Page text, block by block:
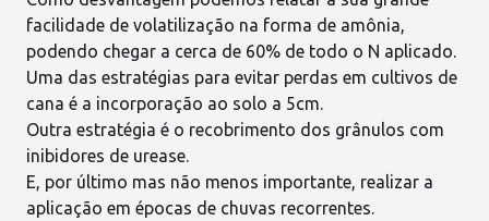
facilidade de volatilização na forma de amônia,
podendo chegar a cerca de 60% de todo o N aplicado.
Uma das estratégias para evitar perdas em cultivos de
cana é a incorporação ao solo a 5cm.
Outra estratégia é o recobrimento dos grânulos com
inibidores de urease.
E, por último mas não menos importante, realizar a
aplicação em épocas de chuvas recorrentes.